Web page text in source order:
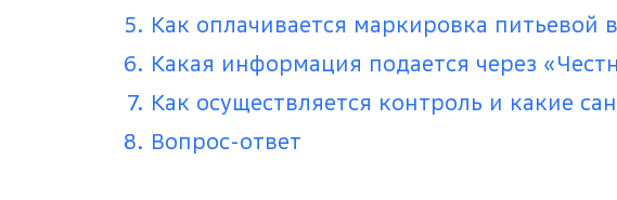
Как оплачивается маркировка питьевой
Какая информация подается через
Как осуществляется контроль и какие
Вопрос-ответ